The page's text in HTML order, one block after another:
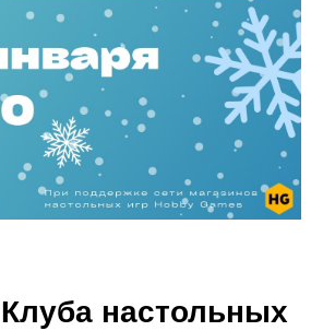
настольных